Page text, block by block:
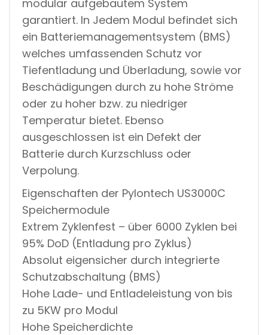
modular aufgebautem System
garantiert. In Jedem Modul befindet sich
ein Batteriemanagementsystem (BMS)
welches umfassenden Schutz vor
Tiefentladung und Überladung, sowie vor
Beschädigungen durch zu hohe Ströme
oder zu hoher bzw. zu niedriger
Temperatur bietet. Ebenso
ausgeschlossen ist ein Defekt der
Batterie durch Kurzschluss oder
Verpolung.
Eigenschaften der Pylontech US3000C
Speichermodule
Extrem Zyklenfest – über 6000 Zyklen bei
95% DoD (Entladung pro Zyklus)
Absolut eigensicher durch integrierte
Schutzabschaltung (BMS)
Hohe Lade- und Entladeleistung von bis
zu 5KW pro Modul
Hohe Speicherdichte